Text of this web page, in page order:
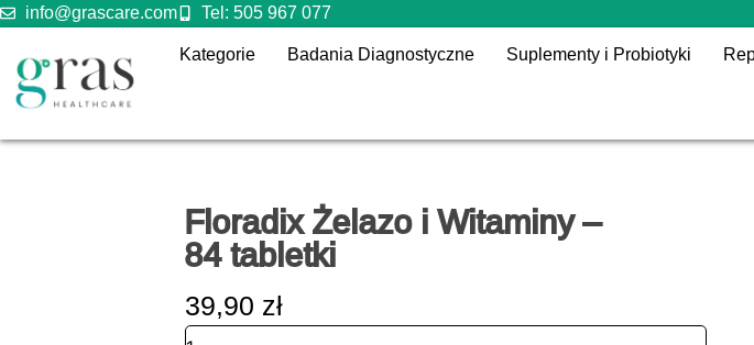
Przejdź
treści
info@grascare.com Tel: 505 967 077
Kategorie Badania Diagnostyczne Suplementy i Probiotyki
Szukaj:
Floradix Żelazo i Witaminy –
84 tabletki
39,90 zł
ilość